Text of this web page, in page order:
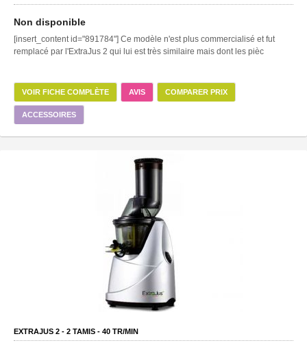
Non disponible
[insert_content id="891784"] Ce modèle n'est plus commercialisé et fut
remplacé par l'ExtraJus 2 qui lui est très similaire mais dont les pièc
VOIR FICHE COMPLÈTE AVIS COMPARER PRIX
ACCESSOIRES
EXTRAJUS 2 - 2 TAMIS - 40 TR/MIN